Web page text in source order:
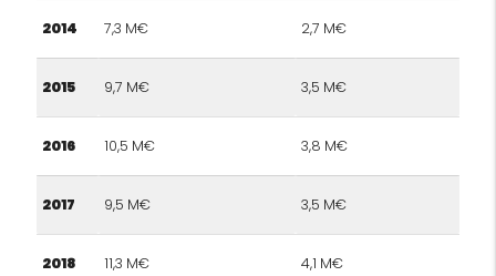
2014 7,3 M€ 2,7 M€
2015 9,7 M€ 3,5 M€
2016 10,5 M€ 3,8 M€
2017 9,5 M€ 3,5 M€
2018 11,3 M€ 4,1 M€